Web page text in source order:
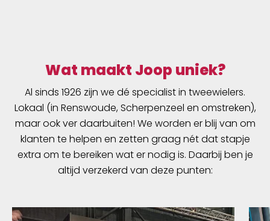
Wat maakt Joop uniek?
Al sinds 1926 zijn we dé specialist in tweewielers.
Lokaal (in Renswoude, Scherpenzeel en omstreken),
maar ook ver daarbuiten! We worden er blij van om
klanten te helpen en zetten graag nét dat stapje
extra om te bereiken wat er nodig is. Daarbij ben je
altijd verzekerd van deze punten: